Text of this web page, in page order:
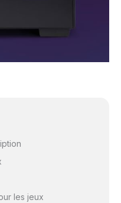
les jeux